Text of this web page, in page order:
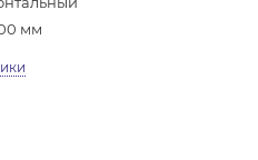
мм